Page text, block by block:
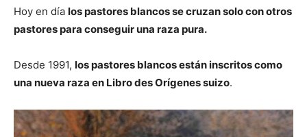
Hoy en día los pastores blancos se cruzan solo con otros
pastores para conseguir una raza pura.
Desde 1991, los pastores blancos están inscritos como
una nueva raza en Libro des Orígenes suizo.